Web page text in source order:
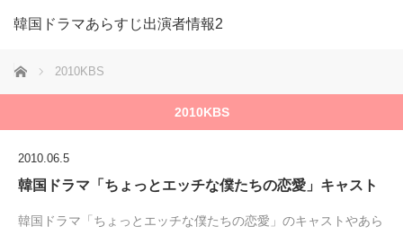
韓国ドラマあらすじ出演者情報2
ホーム 2010KBS
2010KBS
2010.06.5
韓国ドラマ「ちょっとエッチな僕たちの恋愛」キャスト
韓国ドラマ「ちょっとエッチな僕たちの恋愛」のキャストやあら